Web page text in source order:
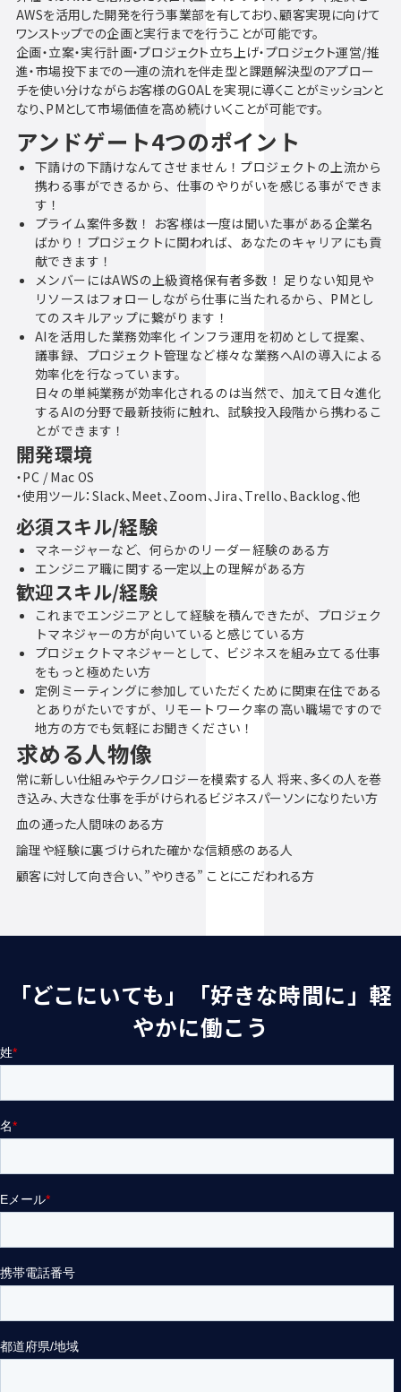
AWSを活用した開発を行う事業部を有しており、顧客実現に向けて
ワンストップでの企画と実行までを行うことが可能です。
企画・立案・実行計画・プロジェクト立ち上げ・プロジェクト運営/推
進・市場投下までの一連の流れを伴走型と課題解決型のアプロー
チを使い分けながらお客様のGOALを実現に導くことがミッションと
なり、PMとして市場価値を高め続けいくことが可能です。
アンドゲート4つのポイント
下請けの下請けなんてさせません！プロジェクトの上流から
携わる事ができるから、仕事のやりがいを感じる事ができま
す！
プライム案件多数！ お客様は一度は聞いた事がある企業名
ばかり！プロジェクトに関われば、あなたのキャリアにも貢
献できます！
メンバーにはAWSの上級資格保有者多数！ 足りない知見や
リソースはフォローしながら仕事に当たれるから、PMとし
てのスキルアップに繋がります！
AIを活用した業務効率化 インフラ運用を初めとして提案、
議事録、プロジェクト管理など様々な業務へAIの導入による
効率化を行なっています。
日々の単純業務が効率化されるのは当然で、加えて日々進化
するAIの分野で最新技術に触れ、試験投入段階から携わるこ
とができます！
開発環境
・PC / Mac OS
・使用ツール：Slack、Meet、Zoom、Jira、Trello、Backlog、他
必須スキル/経験
マネージャーなど、何らかのリーダー経験のある方
エンジニア職に関する一定以上の理解がある方
歓迎スキル/経験
これまでエンジニアとして経験を積んできたが、プロジェク
トマネジャーの方が向いていると感じている方
プロジェクトマネジャーとして、ビジネスを組み立てる仕事
をもっと極めたい方
定例ミーティングに参加していただくために関東在住である
とありがたいですが、リモートワーク率の高い職場ですので
地方の方でも気軽にお聞きください！
求める人物像
常に新しい仕組みやテクノロジーを模索する人 将来、多くの人を巻
き込み、大きな仕事を手がけられるビジネスパーソンになりたい方
血の通った人間味のある方
論理や経験に裏づけられた確かな信頼感のある人
顧客に対して向き合い、”やりきる” ことにこだわれる方
「どこにいても」「好きな時間に」軽
やかに働こう